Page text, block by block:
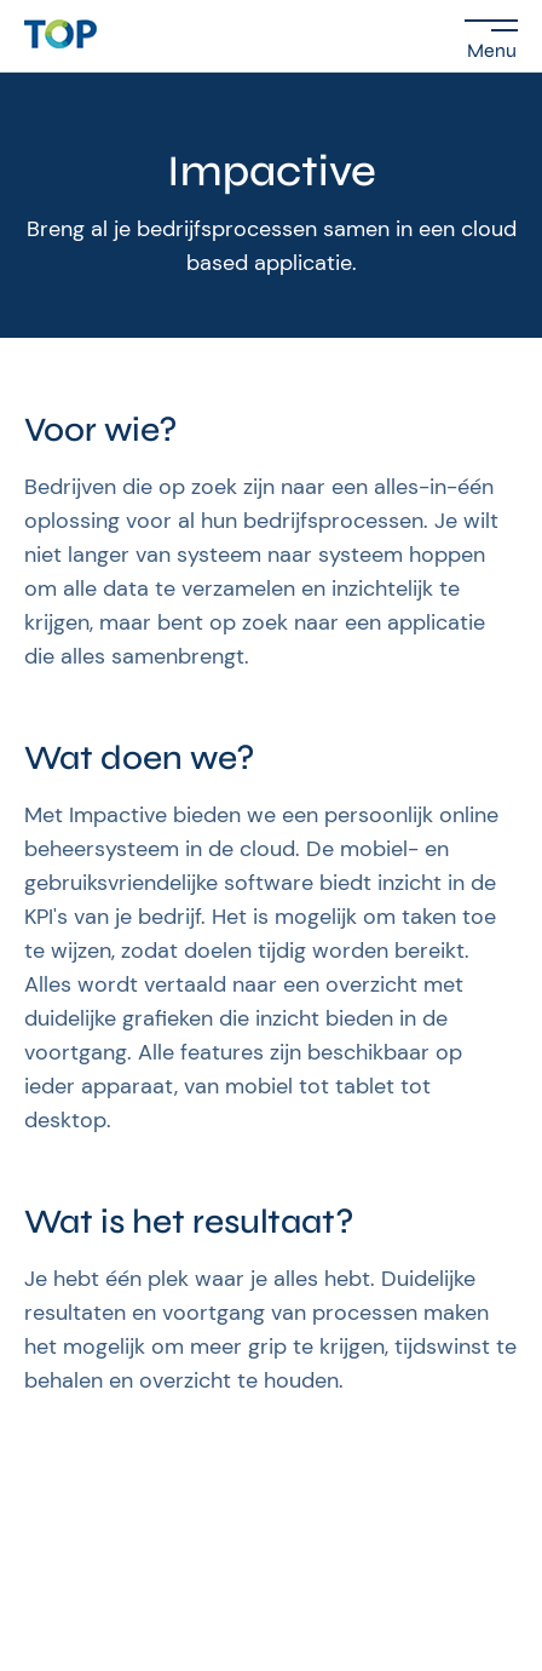
Menu
Impactive
Breng al je bedrijfsprocessen samen in een cloud
based applicatie.
Voor wie?
Bedrijven die op zoek zijn naar een alles-in-één
oplossing voor al hun bedrijfsprocessen. Je wilt
niet langer van systeem naar systeem hoppen
om alle data te verzamelen en inzichtelijk te
krijgen, maar bent op zoek naar een applicatie
die alles samenbrengt.
Wat doen we?
Met Impactive bieden we een persoonlijk online
beheersysteem in de cloud. De mobiel- en
gebruiksvriendelijke software biedt inzicht in de
KPI's van je bedrijf. Het is mogelijk om taken toe
te wijzen, zodat doelen tijdig worden bereikt.
Alles wordt vertaald naar een overzicht met
duidelijke grafieken die inzicht bieden in de
voortgang. Alle features zijn beschikbaar op
ieder apparaat, van mobiel tot tablet tot
desktop.
Wat is het resultaat?
Je hebt één plek waar je alles hebt. Duidelijke
resultaten en voortgang van processen maken
het mogelijk om meer grip te krijgen, tijdswinst te
behalen en overzicht te houden.